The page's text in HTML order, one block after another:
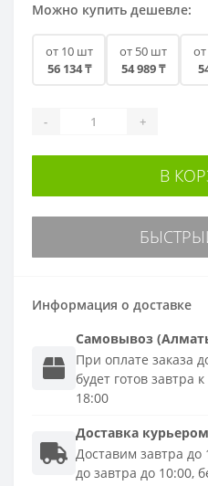
Можно купить дешевле:
от 10 шт
56 134 ₸
от 50 шт
54 989 ₸
- +
В
Информация о доставке
Самовывоз
При оплате заказа
будет готов завтра
18:00
Доставка курьером
Доставим завтра до
до завтра до 10:00,